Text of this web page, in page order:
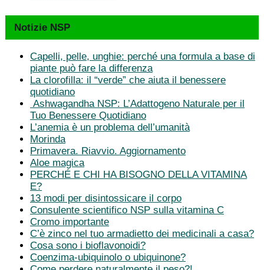
Notizie NSP
Capelli, pelle, unghie: perché una formula a base di
piante può fare la differenza
La clorofilla: il “verde” che aiuta il benessere
quotidiano
Ashwagandha NSP: L’Adattogeno Naturale per il
Tuo Benessere Quotidiano
L’anemia è un problema dell’umanità
Morinda
Primavera. Riavvio. Aggiornamento
Aloe magica
PERCHÉ E CHI HA BISOGNO DELLA VITAMINA
E?
13 modi per disintossicare il corpo
Consulente scientifico NSP sulla vitamina C
Cromo importante
C’è zinco nel tuo armadietto dei medicinali a casa?
Cosa sono i bioflavonoidi?
Coenzima-ubiquinolo o ubiquinone?